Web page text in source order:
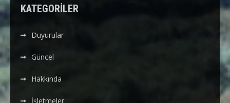
KATEGORILER
Duyurular
Güncel
Hakkında
İşletmeler